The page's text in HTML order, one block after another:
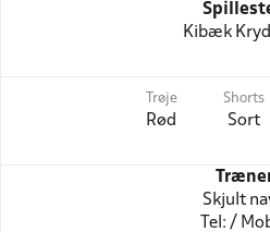
Kibæk
Trøje
Rød
Shorts
Sort
Skjult
Tel: /